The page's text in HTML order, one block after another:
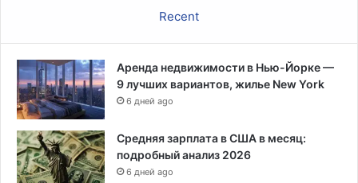
Recent
Аренда недвижимости в Нью-Йорке —
9 лучших вариантов, жилье New York
6 дней ago
Средняя зарплата в США в месяц:
подробный анализ 2026
6 дней ago